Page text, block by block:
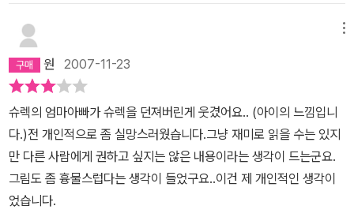
나아간다. 자신이 바라는 것만 향해 돌진한다.<슈렉!>에는 못생긴 것
들이 많이 등장한다. '더 못생기고, 더 지저분하고, 더 짖궂은' 초록색
고 둘의 결혼식에 주례를 서고 있는 악어까지. 혐오의 대상으로 밀쳐
내는 것들이 여기에서는 그다지 혐오스럽지 않다.우리의 눈에 추악한
모습을 하고 있는 슈렉과 못생긴 공주가 서로 애정의 눈빛과 대화를
나누는 장면은, 마음 속 어두운 동굴에 살고있는 근질근질한 무엇을
빛이 있는 곳으로 나오라고 은근히 부르고 있는 것 같다. 시처럼 노래
처럼, 둘은 마냥 행복하다. '너무나 못생겼기에' 둘은 서로 사랑한다.
그 표현도 코를 덥썩 물거나 귀를 꽉 깨무는 것이다.꽃들이 예쁘게 피
원 2007-11-23
슈렉의 엄마아빠가 슈렉을 던져버린게 웃겼어요.. (아이의 느낌입니
다.)전 개인적으로 좀 실망스러웠습니다.그냥 재미로 읽을 수는 있지
만 다른 사람에게 권하고 싶지는 않은 내용이라는 생각이 드는군요.
그림도 좀 흉물스럽다는 생각이 들었구요..이건 제 개인적인 생각이
었습니다.